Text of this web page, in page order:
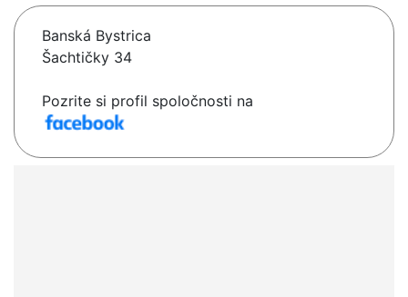
Banská Bystrica
Šachtičky 34
Pozrite si profil spoločnosti na